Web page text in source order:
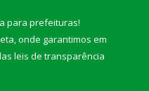
para prefeituras!
onde garantimos em
leis de transparência